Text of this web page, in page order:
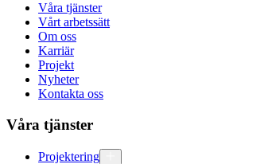
Våra tjänster
Vårt arbetssätt
Om oss
Karriär
Projekt
Nyheter
Kontakta oss
Våra tjänster
Projektering